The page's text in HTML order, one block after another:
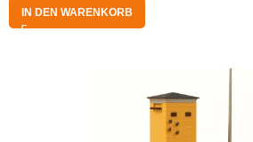
IN DEN WARENKORB